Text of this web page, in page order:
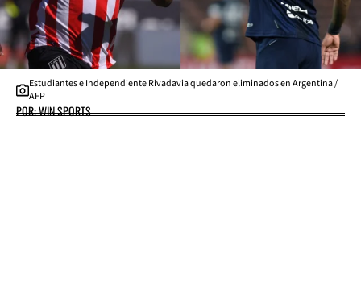
Estudiantes e Independiente Rivadavia quedaron eliminados en Argentina /
AFP
POR: WIN SPORTS